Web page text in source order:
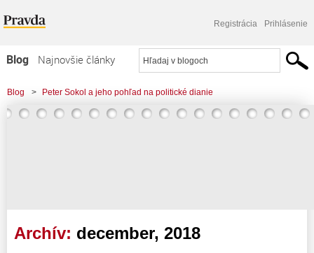
Registrácia Prihlásenie
Blog
Najnovšie články
Najčítanejšie články
Najkomentovanejšie články
Blog > Peter Sokol a jeho pohľad na politické dianie
Archív: december, 2018